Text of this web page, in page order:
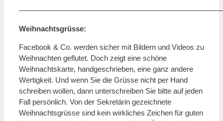
Weihnachtsgrüsse:
Facebook & Co. werden sicher mit Bildern und Videos zu
Weihnachten geflutet. Doch zeigt eine schöne
Weihnachtskarte, handgeschrieben, eine ganz andere
Wertigkeit. Und wenn Sie die Grüsse nicht per Hand
schreiben wollen, dann unterschreiben Sie bitte auf jeden
Fall persönlich. Von der Sekretärin gezeichnete
Weihnachtsgrüsse sind kein wirkliches Zeichen für guten